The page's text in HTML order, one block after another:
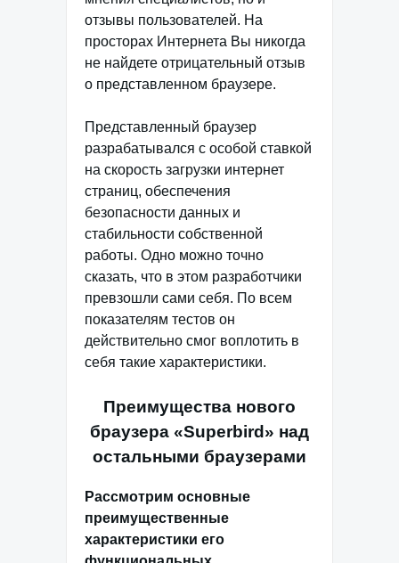
отзывы пользователей. На
просторах Интернета Вы никогда
не найдете отрицательный отзыв
о представленном браузере.
Представленный браузер
разрабатывался с особой ставкой
на скорость загрузки интернет
страниц, обеспечения
безопасности данных и
стабильности собственной
работы. Одно можно точно
сказать, что в этом разработчики
превзошли сами себя. По всем
показателям тестов он
действительно смог воплотить в
себя такие характеристики.
Преимущества нового
браузера «Superbird» над
остальными браузерами
Рассмотрим основные
преимущественные
характеристики его